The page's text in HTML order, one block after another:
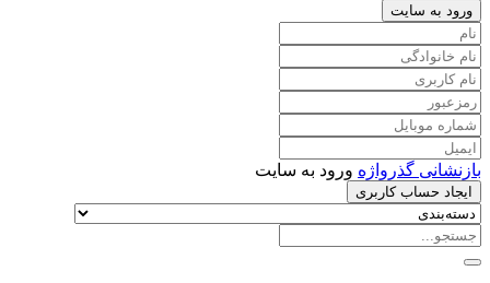
ورود به سایت
بازنشانی گذرواژه ورود به سایت
ایجاد حساب کاربری